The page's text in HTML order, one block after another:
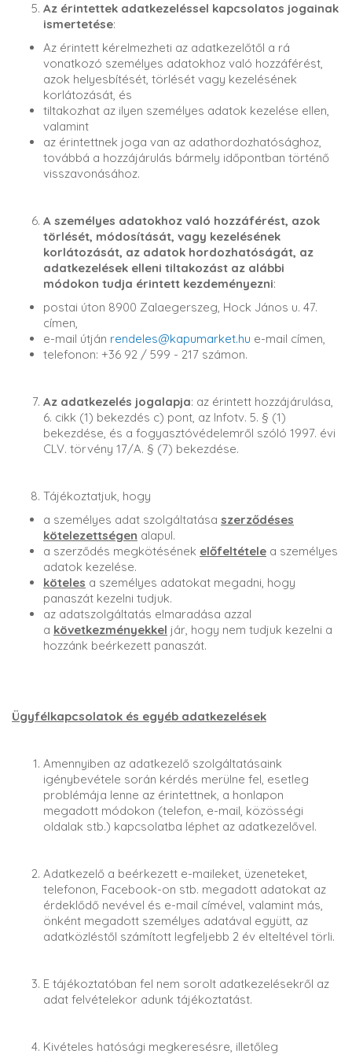
Az érintettek adatkezeléssel kapcsolatos jogainak
ismertetése:
Az érintett kérelmezheti az adatkezelőtől a rá
vonatkozó személyes adatokhoz való hozzáférést,
azok helyesbítését, törlését vagy kezelésének
korlátozását, és
tiltakozhat az ilyen személyes adatok kezelése ellen,
valamint
az érintettnek joga van az adathordozhatósághoz,
továbbá a hozzájárulás bármely időpontban történő
visszavonásához.
A személyes adatokhoz való hozzáférést, azok
törlését, módosítását, vagy kezelésének
korlátozását, az adatok hordozhatóságát, az
adatkezelések elleni tiltakozást az alábbi
módokon tudja érintett kezdeményezni:
postai úton 8900 Zalaegerszeg, Hock János u. 47.
címen,
e-mail útján rendeles@kapumarket.hu e-mail címen,
telefonon: +36 92 / 599 - 217 számon.
Az adatkezelés jogalapja: az érintett hozzájárulása,
6. cikk (1) bekezdés c) pont, az Infotv. 5. § (1)
bekezdése, és a fogyasztóvédelemről szóló 1997. évi
CLV. törvény 17/A. § (7) bekezdése.
Tájékoztatjuk, hogy
a személyes adat szolgáltatása szerződéses
kötelezettségen alapul.
a szerződés megkötésének előfeltétele a személyes
adatok kezelése.
köteles a személyes adatokat megadni, hogy
panaszát kezelni tudjuk.
az adatszolgáltatás elmaradása azzal
a következményekkel jár, hogy nem tudjuk kezelni a
hozzánk beérkezett panaszát.
Ügyfélkapcsolatok és egyéb adatkezelések
Amennyiben az adatkezelő szolgáltatásaink
igénybevétele során kérdés merülne fel, esetleg
problémája lenne az érintettnek, a honlapon
megadott módokon (telefon, e-mail, közösségi
oldalak stb.) kapcsolatba léphet az adatkezelővel.
Adatkezelő a beérkezett e-maileket, üzeneteket,
telefonon, Facebook-on stb. megadott adatokat az
érdeklődő nevével és e-mail címével, valamint más,
önként megadott személyes adatával együtt, az
adatközléstől számított legfeljebb 2 év elteltével törli.
E tájékoztatóban fel nem sorolt adatkezelésekről az
adat felvételekor adunk tájékoztatást.
Kivételes hatósági megkeresésre, illetőleg